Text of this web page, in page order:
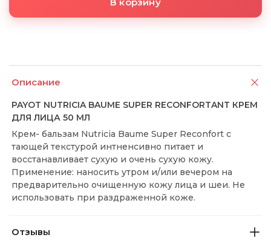
Описание
PAYOT NUTRICIA BAUME SUPER RECONFORTANT КРЕМ
ДЛЯ ЛИЦА 50 МЛ
Крем- бальзам Nutricia Baume Super Reconfort с
тающей текстурой интненсивно питает и
восстанавливает сухую и очень сухую кожу.
Применение: наносить утром и/или вечером на
предварительно очищенную кожу лица и шеи. Не
использовать при раздраженной коже.
Отзывы